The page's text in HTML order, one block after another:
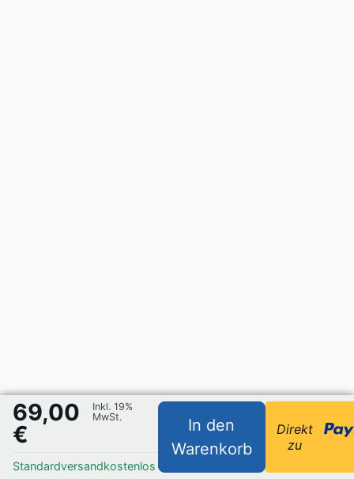
69,00
€
Inkl. 19%
MwSt.
Standardversandkostenlos
In den
Warenkorb
Direkt
zu